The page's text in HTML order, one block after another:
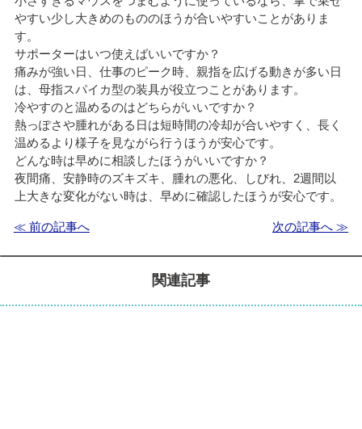
やすい少し大きめのもののほうが合いやすいことがありま
す。
サポーターはいつ使えばいいですか？
痛みが強い日、仕事のピーク時、親指を広げる動きが多い日
は、母指スパイカ型の装具が役立つことがあります。
冷やすのと温めるのはどちらがいいですか？
熱っぽさや腫れがある日は短時間の冷却が合いやすく、長く
温めるより様子を見ながら行うほうが安心です。
どんな時は早めに相談したほうがいいですか？
夜間痛、安静時のズキズキ、腫れの悪化、しびれ、2週間以
上大きな変化がない時は、早めに確認したほうが安心です。
≪ 前の記事へ 次の記事へ ≫
関連記事